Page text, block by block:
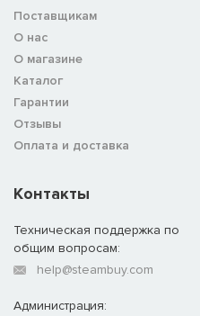
Поставщикам
О нас
О магазине
Каталог
Гарантии
Отзывы
Оплата и доставка
Контакты
Техническая поддержка по
общим вопросам:
help@steambuy.com
Администрация: